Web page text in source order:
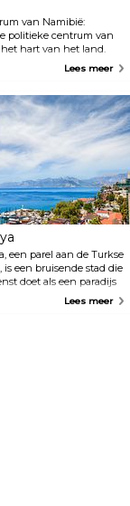
van Namibië:
politieke centrum van
hart van het land.
op weg naar de
Sossusvlei en
dieren die vrij
Skeleton Coast.
Lees meer
een parel aan de Turkse
is een bruisende stad die
doet als een paradijs
gezinnen
Lees meer